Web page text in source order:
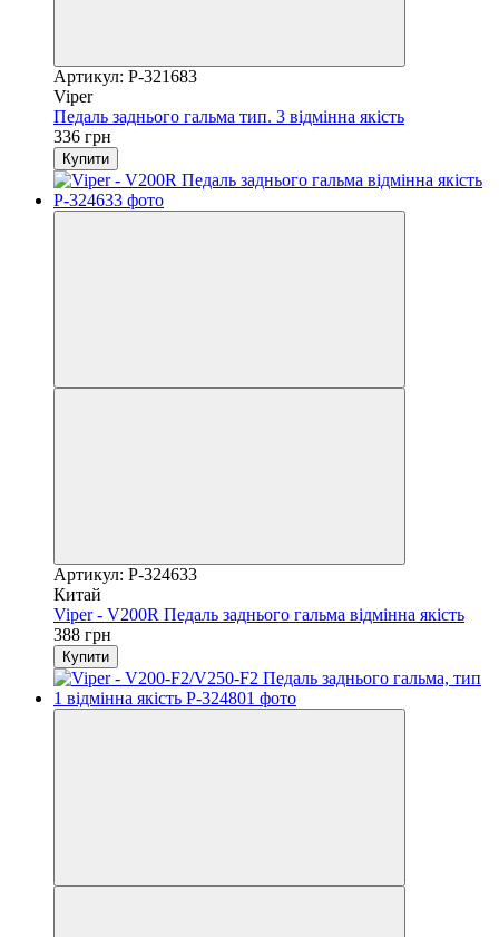
Артикул: P-321683
Viper
Педаль заднього гальма тип. 3 відмінна якість
336 грн
Купити
Артикул: P-324633
Китай
Viper - V200R Педаль заднього гальма відмінна якість
388 грн
Купити